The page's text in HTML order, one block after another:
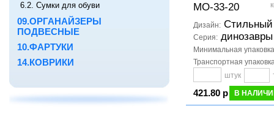
6.2. Сумки для обуви
09.ОРГАНАЙЗЕРЫ
ПОДВЕСНЫЕ
10.ФАРТУКИ
14.КОВРИКИ
МО-33-20
Дизайн:
Серия: динозавры
Минимальная упаковка
Транспортная
штук
421.80 р В